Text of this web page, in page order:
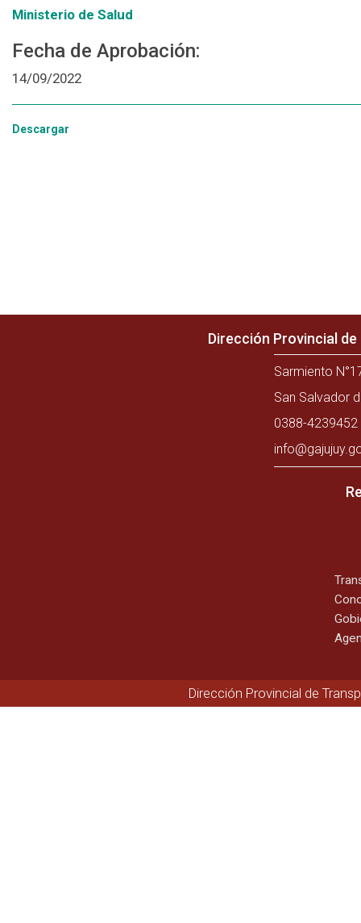
Ministerio de Salud
Fecha de Aprobación:
14/09/2022
Descargar
Dirección Provincial
Sarmiento
San Salvador
0388-
Dirección Provincial de